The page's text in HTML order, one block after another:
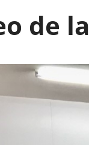
de